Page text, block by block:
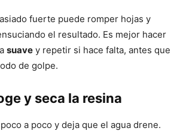
fuerte puede romper hojas y
el resultado. Es mejor hacer
suave y repetir si hace falta, antes que
de golpe.
y seca la resina
a poco y deja que el agua drene.